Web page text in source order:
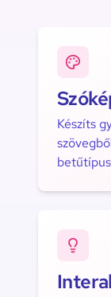
Készíts